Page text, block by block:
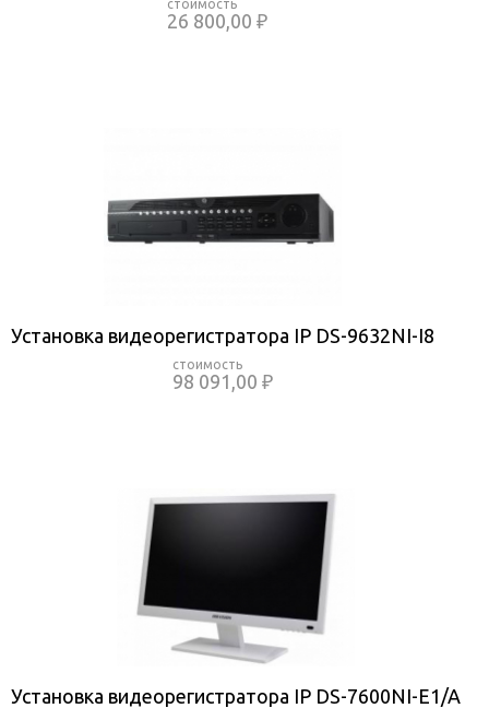
26 800,00 ₽
Установка видеорегистратора IP DS-9632NI-I8
98 091,00 ₽
Установка видеорегистратора IP DS-7600NI-E1/A